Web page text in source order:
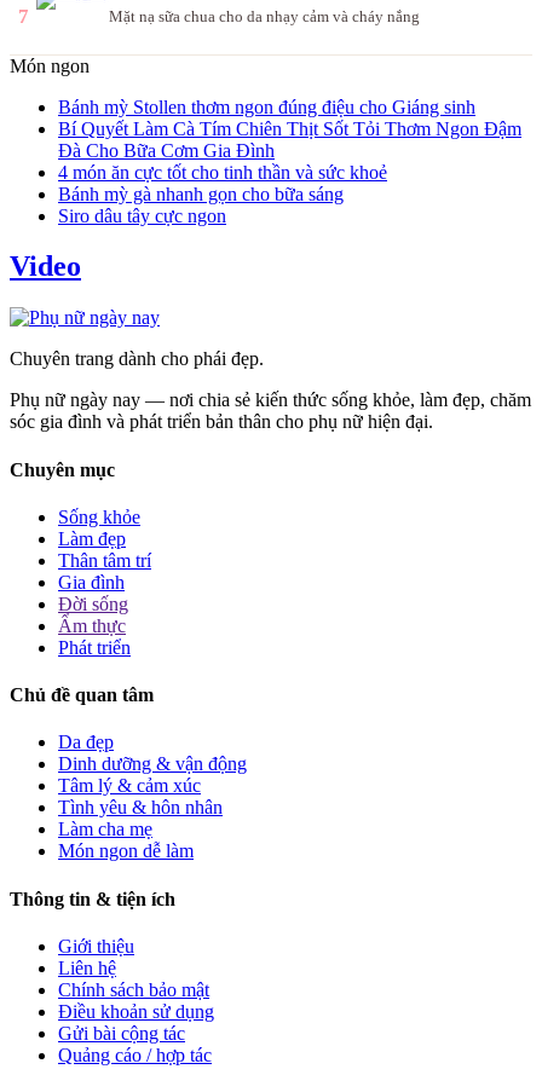
7 Mặt nạ sữa chua cho da nhạy cảm và cháy nắng
Món ngon
Bánh mỳ Stollen thơm ngon đúng điệu cho Giáng sinh
Bí Quyết Làm Cà Tím Chiên Thịt Sốt Tỏi Thơm Ngon Đậm
Đà Cho Bữa Cơm Gia Đình
4 món ăn cực tốt cho tinh thần và sức khoẻ
Bánh mỳ gà nhanh gọn cho bữa sáng
Siro dâu tây cực ngon
Video
Chuyên trang dành cho phái đẹp.
Phụ nữ ngày nay — nơi chia sẻ kiến thức sống khỏe, làm đẹp, chăm
sóc gia đình và phát triển bản thân cho phụ nữ hiện đại.
Chuyên mục
Sống khỏe
Làm đẹp
Thân tâm trí
Gia đình
Đời sống
Ẩm thực
Phát triển
Chủ đề quan tâm
Da đẹp
Dinh dưỡng & vận động
Tâm lý & cảm xúc
Tình yêu & hôn nhân
Làm cha mẹ
Món ngon dễ làm
Thông tin & tiện ích
Giới thiệu
Liên hệ
Chính sách bảo mật
Điều khoản sử dụng
Gửi bài cộng tác
Quảng cáo / hợp tác